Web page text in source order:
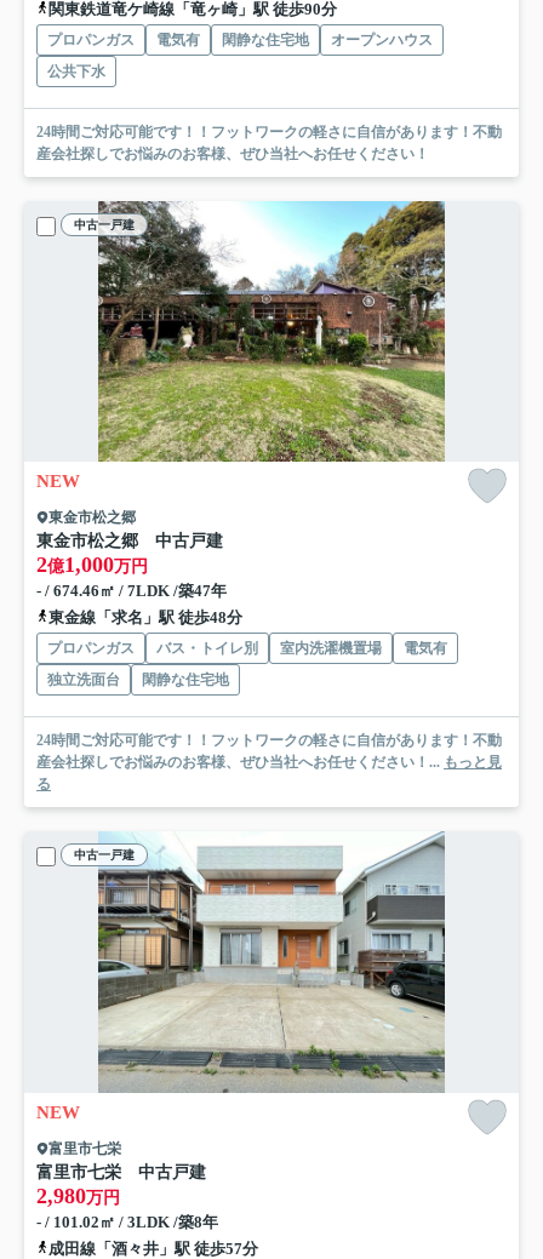
関東鉄道竜ケ崎線「竜ヶ崎」駅 徒歩90分
プロパンガス 電気有 閑静な住宅地
オープンハウス
公共下水
24時間ご対応可能です！！フットワークの軽さに自信があります！不動
産会社探しでお悩みのお客様、ぜひ当社へお任せください！
中古一戸建
NEW
東金市松之郷
東金市松之郷 中古戸建
2億1,000万円
- / 674.46㎡ / 7LDK /築47年
東金線「求名」駅 徒歩48分
プロパンガス バス・トイレ別 室内洗濯機置場
電気有
独立洗面台
閑静な住宅地
24時間ご対応可能です！！フットワークの軽さに自信があります！不動
産会社探しでお悩みのお客様、ぜひ当社へお任せください！... もっと見
る
中古一戸建
NEW
富里市七栄
富里市七栄 中古戸建
2,980万円
- / 101.02㎡ / 3LDK /築8年
成田線「酒々井」駅 徒歩57分